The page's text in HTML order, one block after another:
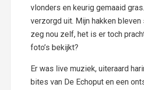
vlonders en keurig gemaaid
verzorgd uit. Mijn hakken bleven
zeg nou zelf, het is er toch
foto’s bekijkt?
Er was live muziek, uiteraard
bites van De Echoput en een